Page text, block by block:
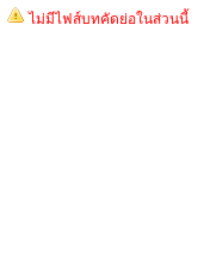
ไม่มีไฟส์บทคัดย่อในส่วนนี้